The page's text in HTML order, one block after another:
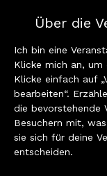
Über die
Ich bin eine
Klicke mich an, um
Klicke einfach auf
bearbeiten“.
die bevorstehende
Besuchern mit,
sie sich für deine
entscheiden.